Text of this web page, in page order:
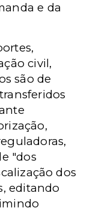
e da
civil,
são de
"dos
dos
editando